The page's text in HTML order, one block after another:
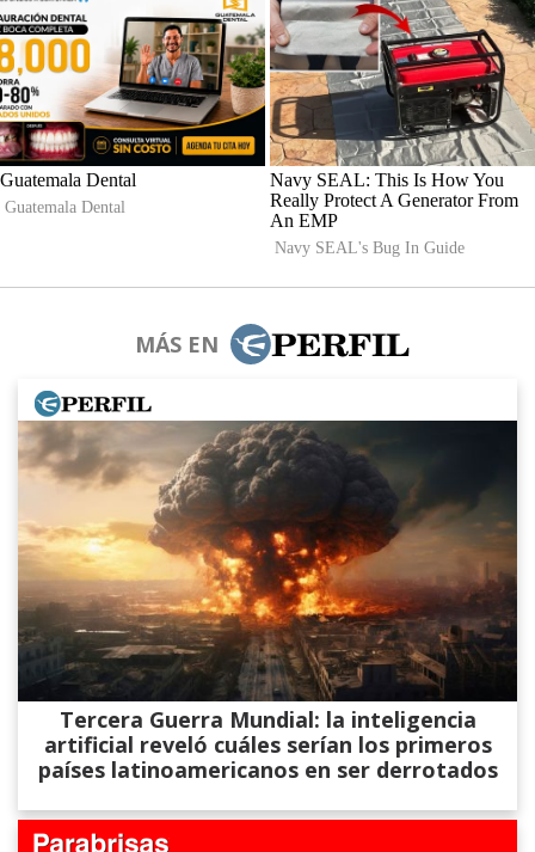
MÁS EN
Tercera Guerra Mundial: la inteligencia
artificial reveló cuáles serían los primeros
países latinoamericanos en ser derrotados